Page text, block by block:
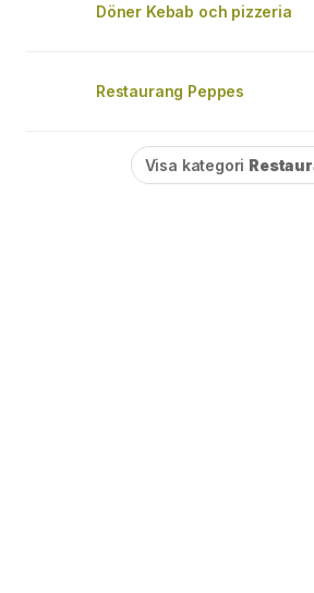
Döner Kebab och pizzeria
Restaurang Peppes
Visa kategori